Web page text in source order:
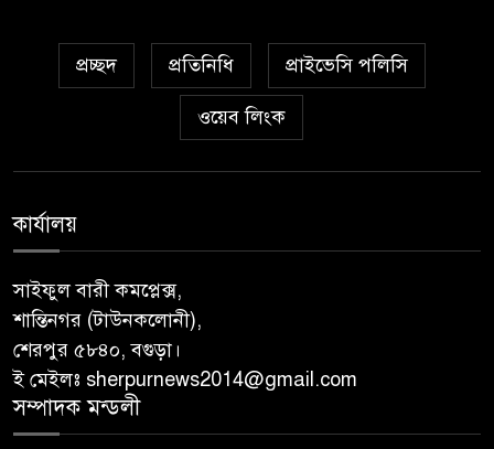
প্রচ্ছদ প্রতিনিধি প্রাইভেসি পলিসি
ওয়েব লিংক
কার্যালয়
সাইফুল বারী কমপ্লেক্স,
শান্তিনগর (টাউনকলোনী),
শেরপুর ৫৮৪০, বগুড়া।
ই মেইলঃ sherpurnews2014@gmail.com
সম্পাদক মন্ডলী